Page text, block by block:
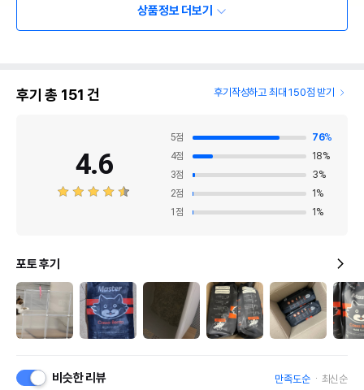
상품정보 더보기
후기 총 151 건 후기작성하고 최대 150점 받기
4.6
5점 76%
4점 18%
3점 3%
2점 1 %
1 점 1 %
포토 후기
비슷한 리뷰 만족도순 최신순